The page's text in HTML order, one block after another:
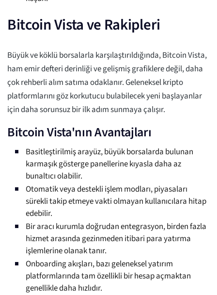
Bitcoin Vista ve Rakipleri
Büyük ve köklü borsalarla karşılaştırıldığında, Bitcoin Vista,
ham emir defteri derinliği ve gelişmiş grafiklere değil, daha
çok rehberli alım satıma odaklanır. Geleneksel kripto
platformlarını göz korkutucu bulabilecek yeni başlayanlar
için daha sorunsuz bir ilk adım sunmaya çalışır.
Bitcoin Vista'nın Avantajları
Basitleştirilmiş arayüz, büyük borsalarda bulunan
karmaşık gösterge panellerine kıyasla daha az
bunaltıcı olabilir.
Otomatik veya destekli işlem modları, piyasaları
sürekli takip etmeye vakti olmayan kullanıcılara hitap
edebilir.
Bir aracı kurumla doğrudan entegrasyon, birden fazla
hizmet arasında gezinmeden itibari para yatırma
işlemlerine olanak tanır.
Onboarding akışları, bazı geleneksel yatırım
platformlarında tam özellikli bir hesap açmaktan
genellikle daha hızlıdır.